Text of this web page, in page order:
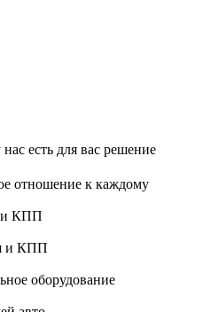
есть для вас решение
отношение к каждому
и КПП
и КПП
оборудование